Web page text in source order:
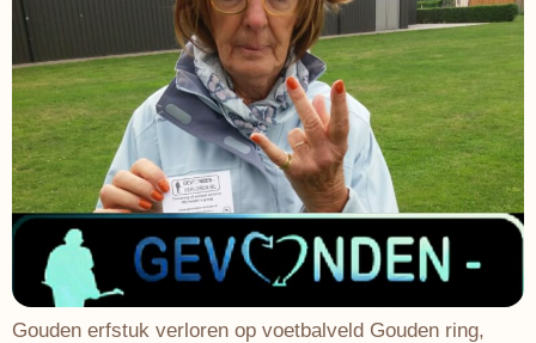
Gouden erfstuk verloren op voetbalveld Gouden ring,